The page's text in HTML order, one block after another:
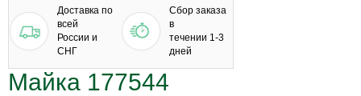
Доставка по
всей
России и
СНГ
Сбор заказа
в
течении 1-3
дней
Майка 177544